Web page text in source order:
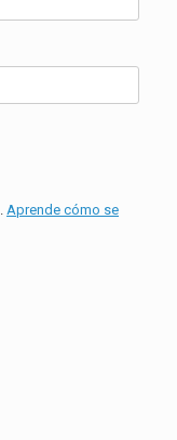
Aprende cómo se